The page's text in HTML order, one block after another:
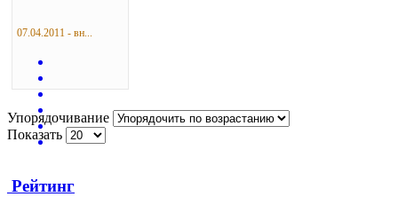
07.04.2011 - вн...
Упорядочивание
Показать
Рейтинг